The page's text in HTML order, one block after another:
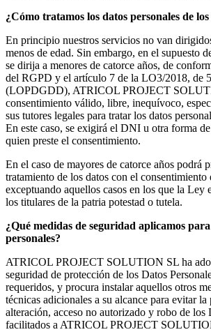
¿Cómo tratamos los datos personales de
En principio nuestros servicios no van
menos de edad. Sin embargo, en el supuesto
se dirija a menores de catorce años, de
del RGPD y el artículo 7 de la LO3/2018, de
(LOPDGDD), ATRICOL PROJECT
consentimiento válido, libre, inequívoco,
sus tutores legales para tratar los datos
En este caso, se exigirá el DNI u otra forma
quien preste el consentimiento.
En el caso de mayores de catorce años podrá
tratamiento de los datos con el consentimiento
exceptuando aquellos casos en los que la Ley
los titulares de la patria potestad o tutela.
¿Qué medidas de seguridad aplicamos
personales?
ATRICOL PROJECT SOLUTION SL ha
seguridad de protección de los Datos
requeridos, y procura instalar aquellos otros
técnicas adicionales a su alcance para evitar la
alteración, acceso no autorizado y robo de los
facilitados a ATRICOL PROJECT